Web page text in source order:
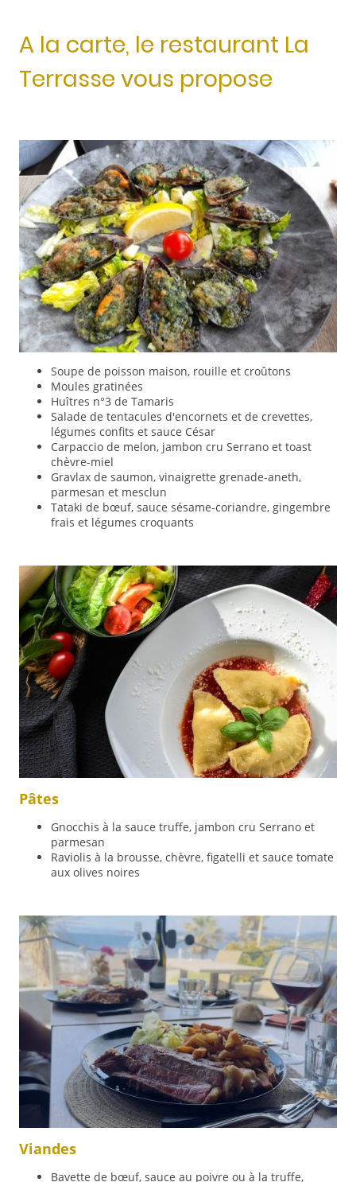
A la carte, le restaurant La
Terrasse vous propose
Soupe de poisson maison, rouille et croûtons
Moules gratinées
Huîtres n°3 de Tamaris
Salade de tentacules d'encornets et de crevettes,
légumes confits et sauce César
Carpaccio de melon, jambon cru Serrano et toast
chèvre-miel
Gravlax de saumon, vinaigrette grenade-aneth,
parmesan et mesclun
Tataki de bœuf, sauce sésame-coriandre, gingembre
frais et légumes croquants
Pâtes
Gnocchis à la sauce truffe, jambon cru Serrano et
parmesan
Raviolis à la brousse, chèvre, figatelli et sauce tomate
aux olives noires
Viandes
Bavette de bœuf, sauce au poivre ou à la truffe,